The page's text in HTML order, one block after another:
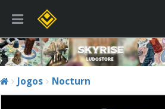
Jogos Nocturn